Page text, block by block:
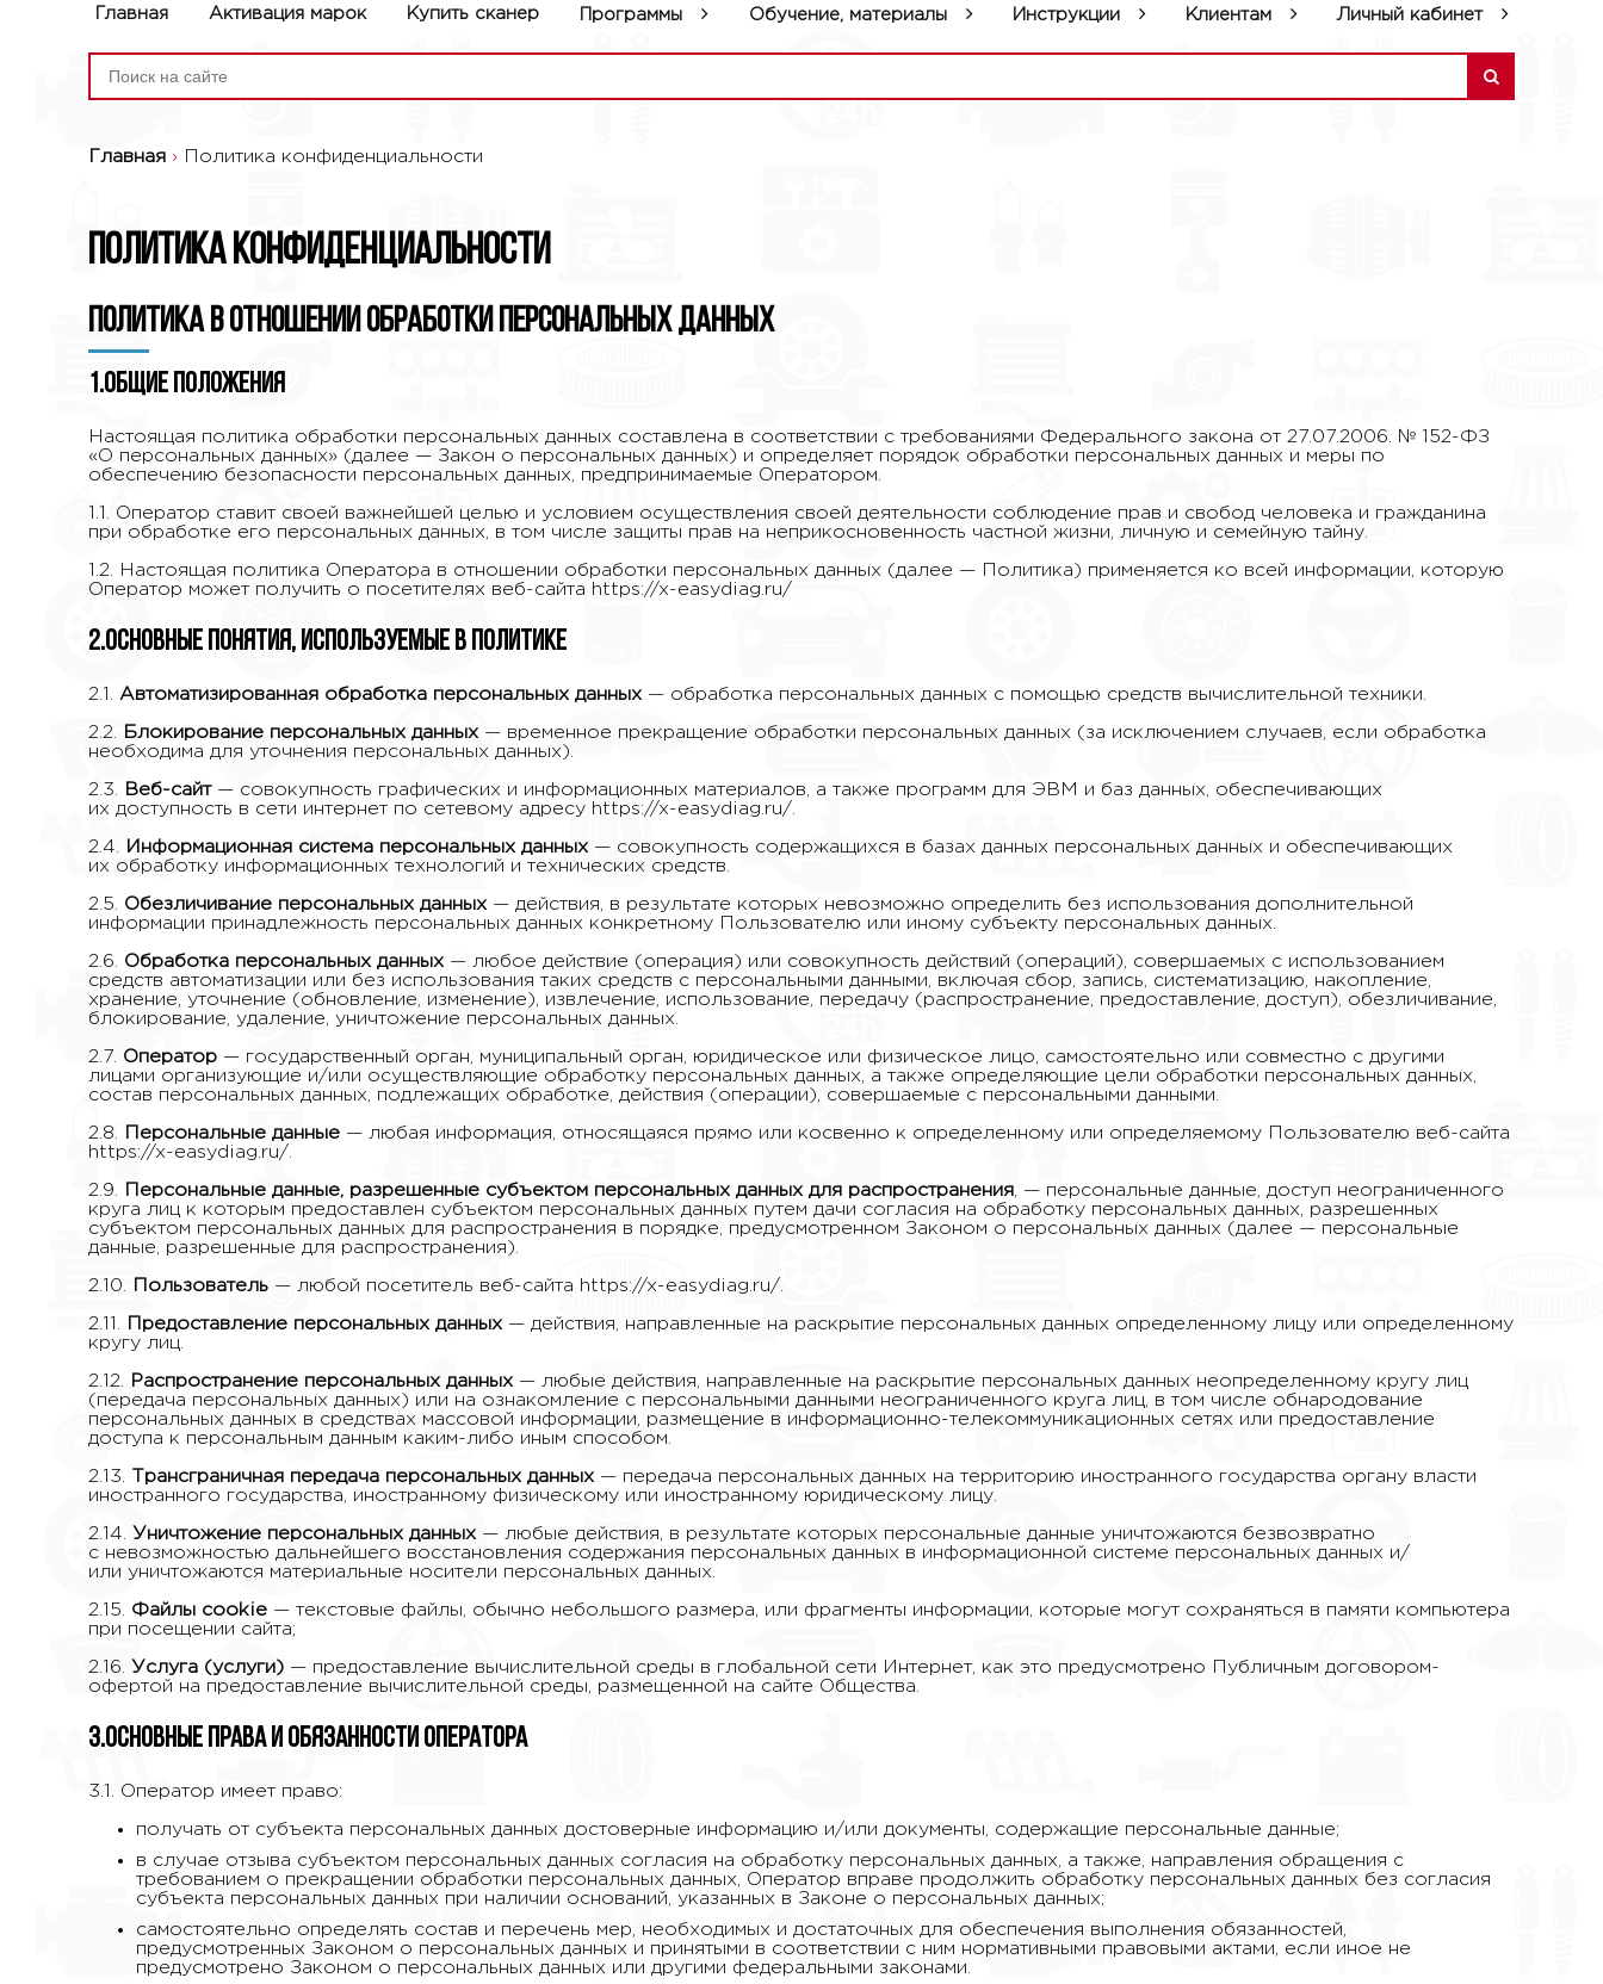
Главная Активация марок Купить сканер Программы Обучение, материалы Инструкции Клиентам Личный кабинет
Главная › Политика конфиденциальности
Политика конфиденциальности
Политика в отношении обработки персональных данных
1.Общие положения
Настоящая политика обработки персональных данных составлена в соответствии с требованиями Федерального закона от 27.07.2006. № 152-ФЗ
«О персональных данных» (далее — Закон о персональных данных) и определяет порядок обработки персональных данных и меры по
обеспечению безопасности персональных данных, предпринимаемые Оператором.
1.1. Оператор ставит своей важнейшей целью и условием осуществления своей деятельности соблюдение прав и свобод человека и гражданина
при обработке его персональных данных, в том числе защиты прав на неприкосновенность частной жизни, личную и семейную тайну.
1.2. Настоящая политика Оператора в отношении обработки персональных данных (далее — Политика) применяется ко всей информации, которую
Оператор может получить о посетителях веб-сайта https://x-easydiag.ru/
2.Основные понятия, используемые в Политике
2.1. Автоматизированная обработка персональных данных — обработка персональных данных с помощью средств вычислительной техники.
2.2. Блокирование персональных данных — временное прекращение обработки персональных данных (за исключением случаев, если обработка
необходима для уточнения персональных данных).
2.3. Веб-сайт— совокупность графических и информационных материалов, а также программ для ЭВМ и баз данных, обеспечивающих
их доступность в сети интернет по сетевому адресу https://x-easydiag.ru/.
2.4. Информационная система персональных данных — совокупность содержащихся в базах данных персональных данных и обеспечивающих
их обработку информационных технологий и технических средств.
2.5. Обезличивание персональных данных — действия, в результате которых невозможно определить без использования дополнительной
информации принадлежность персональных данных конкретному Пользователю или иному субъекту персональных данных.
2.6. Обработка персональных данных — любое действие (операция) или совокупность действий (операций), совершаемых с использованием
средств автоматизации или без использования таких средств с персональными данными, включая сбор, запись, систематизацию, накопление,
хранение, уточнение (обновление, изменение), извлечение, использование, передачу (распространение, предоставление, доступ), обезличивание,
блокирование, удаление, уничтожение персональных данных.
2.7. Оператор — государственный орган, муниципальный орган, юридическое или физическое лицо, самостоятельно или совместно с другими
лицами организующие и/или осуществляющие обработку персональных данных, а также определяющие цели обработки персональных данных,
состав персональных данных, подлежащих обработке, действия (операции), совершаемые с персональными данными.
2.8. Персональные данные — любая информация, относящаяся прямо или косвенно к определенному или определяемому Пользователю веб-сайта
https://x-easydiag.ru/.
2.9. Персональные данные, разрешенные субъектом персональных данных для распространения , — персональные данные, доступ неограниченного
круга лиц к которым предоставлен субъектом персональных данных путем дачи согласия на обработку персональных данных, разрешенных
субъектом персональных данных для распространения в порядке, предусмотренном Законом о персональных данных (далее — персональные
данные, разрешенные для распространения).
2.10. Пользователь — любой посетитель веб-сайта https://x-easydiag.ru/.
2.11. Предоставление персональных данных — действия, направленные на раскрытие персональных данных определенному лицу или определенному
кругу лиц.
2.12. Распространение персональных данных — любые действия, направленные на раскрытие персональных данных неопределенному кругу лиц
(передача персональных данных) или на ознакомление с персональными данными неограниченного круга лиц, в том числе обнародование
персональных данных в средствах массовой информации, размещение в информационно-телекоммуникационных сетях или предоставление
доступа к персональным данным каким-либо иным способом.
2.13. Трансграничная передача персональных данных — передача персональных данных на территорию иностранного государства органу власти
иностранного государства, иностранному физическому или иностранному юридическому лицу.
2.14. Уничтожение персональных данных — любые действия, в результате которых персональные данные уничтожаются безвозвратно
с невозможностью дальнейшего восстановления содержания персональных данных в информационной системе персональных данных и/
или уничтожаются материальные носители персональных данных.
2.15. Файлы cookie — текстовые файлы, обычно небольшого размера, или фрагменты информации, которые могут сохраняться в памяти компьютера
при посещении сайта;
2.16. Услуга (услуги) — предоставление вычислительной среды в глобальной сети Интернет, как это предусмотрено Публичным договором-
офертой на предоставление вычислительной среды, размещенной на сайте Общества.
3.Основные права и обязанности Оператора
3.1. Оператор имеет право:
получать от субъекта персональных данных достоверные информацию и/или документы, содержащие персональные данные;
в случае отзыва субъектом персональных данных согласия на обработку персональных данных, а также, направления обращения с
требованием о прекращении обработки персональных данных, Оператор вправе продолжить обработку персональных данных без согласия
субъекта персональных данных при наличии оснований, указанных в Законе о персональных данных;
самостоятельно определять состав и перечень мер, необходимых и достаточных для обеспечения выполнения обязанностей,
предусмотренных Законом о персональных данных и принятыми в соответствии с ним нормативными правовыми актами, если иное не
предусмотрено Законом о персональных данных или другими федеральными законами.